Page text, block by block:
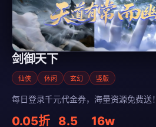
剑御天下
仙侠 休闲 玄幻 竖版
每日登录千元代金券，海量资源免费送！
0.05折 8.5 16w